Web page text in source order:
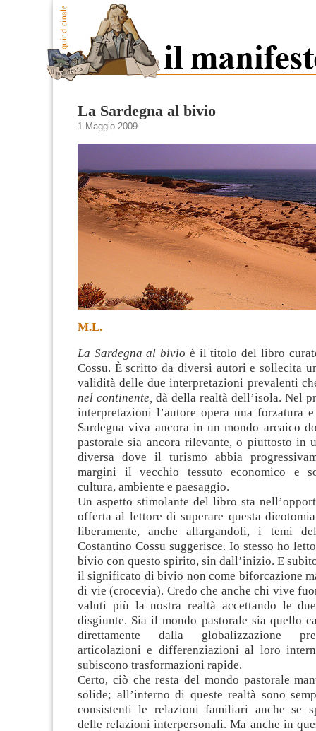
La Sardegna al bivio
1 Maggio 2009
M.L.
La Sardegna al bivio è il titolo del libro
Cossu. È scritto da diversi autori e sollecita
validità delle due interpretazioni prevalenti
nel continente, dà della realtà dell’isola. Nel
interpretazioni l’autore opera una forzatura
Sardegna viva ancora in un mondo arcaico
pastorale sia ancora rilevante, o piuttosto in
diversa dove il turismo abbia
margini il vecchio tessuto economico e
cultura, ambiente e paesaggio.
Un aspetto stimolante del libro sta
offerta al lettore di superare questa
liberamente, anche allargandoli, i temi
Costantino Cossu suggerisce. Io stesso ho
bivio con questo spirito, sin dall’inizio. E
il significato di bivio non come biforcazione
di vie (crocevia). Credo che anche chi vive
valuti più la nostra realtà accettando le
disgiunte. Sia il mondo pastorale sia quello
direttamente dalla globalizzazione
articolazioni e differenziazioni al loro
subiscono trasformazioni rapide.
Certo, ciò che resta del mondo pastorale
solide; all’interno di queste realtà sono
consistenti le relazioni familiari anche se
delle relazioni interpersonali. Ma anche in